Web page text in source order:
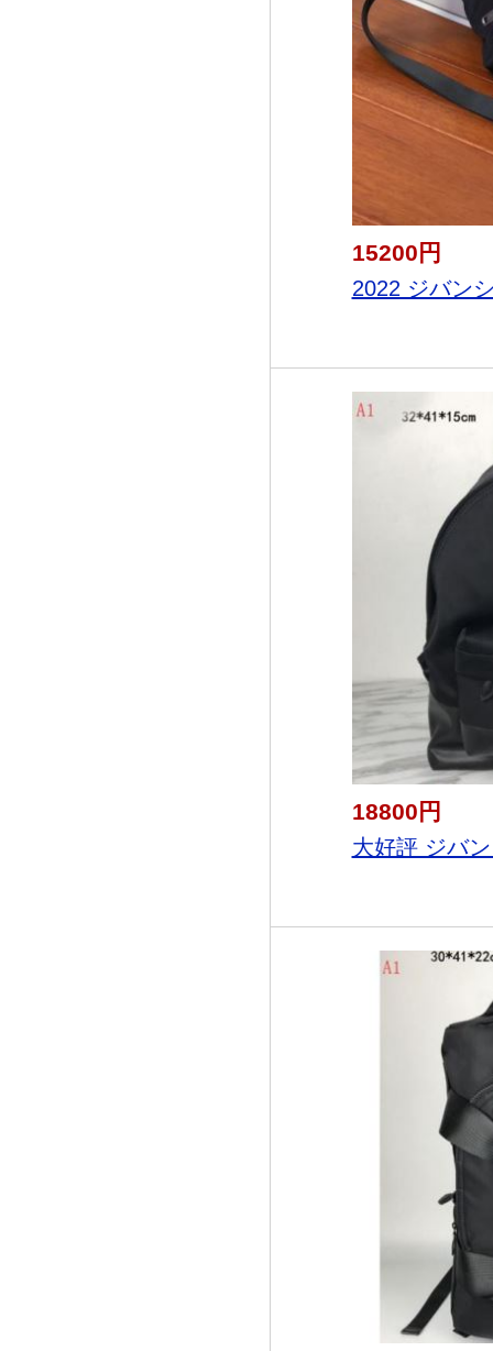
15200円
2022 ジバン
18800円
大好評 ジバ